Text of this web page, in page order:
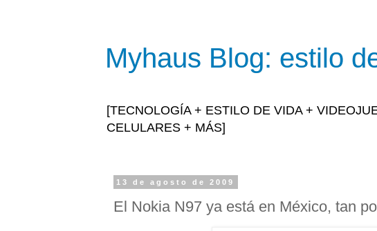
Myhaus Blog: estilo
[TECNOLOGÍA + ESTILO DE VIDA +
CELULARES + MÁS]
13 de agosto de 2009
El Nokia N97 ya está en México, tan